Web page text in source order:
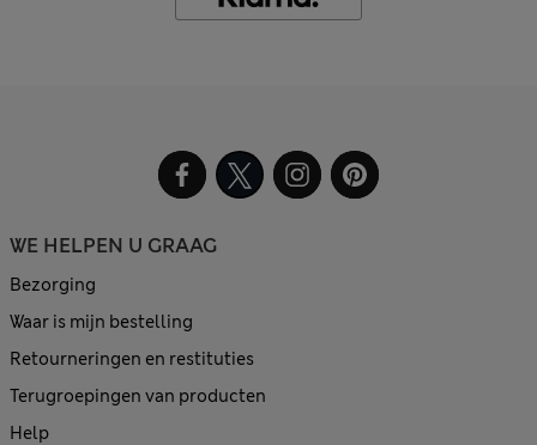
WE HELPEN U GRAAG
Bezorging
Waar is mijn bestelling
Retourneringen en restituties
Terugroepingen van producten
Help